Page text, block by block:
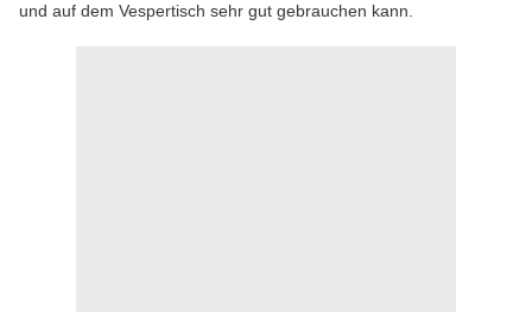
und auf dem Vespertisch sehr gut gebrauchen kann.